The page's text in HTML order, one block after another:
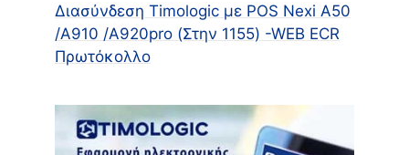
Διασύνδεση Timologic με POS Nexi A50
/A910 /Α920pro (Στην 1155) -WEB ECR
Πρωτόκολλο